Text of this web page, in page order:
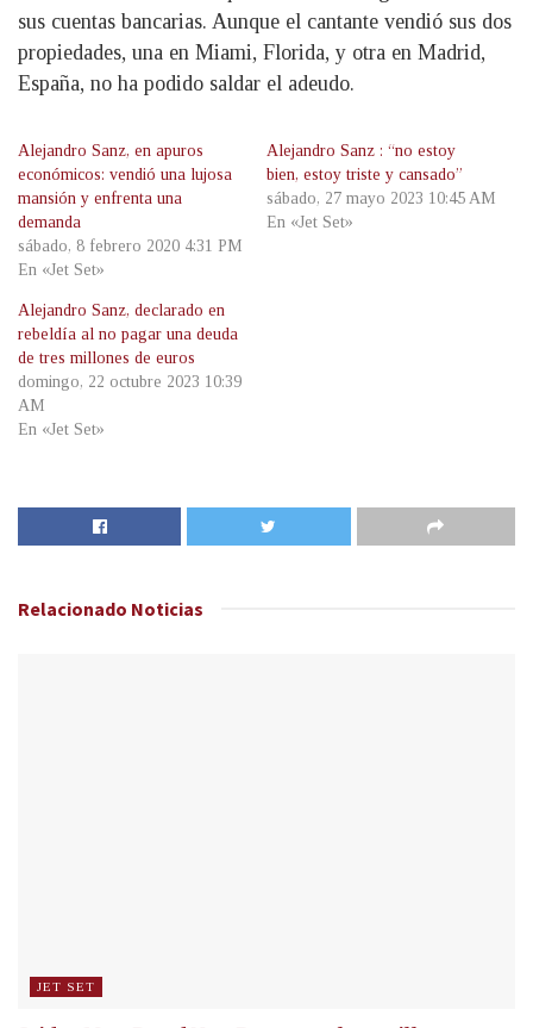
sus cuentas bancarias. Aunque el cantante vendió sus dos
propiedades, una en Miami, Florida, y otra en Madrid,
España, no ha podido saldar el adeudo.
Alejandro Sanz, en apuros
económicos: vendió una lujosa
mansión y enfrenta una
demanda
sábado, 8 febrero 2020 4:31 PM
En «Jet Set»
Alejandro Sanz : “no estoy
bien, estoy triste y cansado”
sábado, 27 mayo 2023 10:45 AM
En «Jet Set»
Alejandro Sanz, declarado en
rebeldía al no pagar una deuda
de tres millones de euros
domingo, 22 octubre 2023 10:39
AM
En «Jet Set»
Relacionado Noticias
JET SET